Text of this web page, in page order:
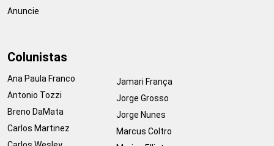
Anuncie
Colunistas
Ana Paula Franco
Antonio Tozzi
Breno DaMata
Carlos Martinez
Jamari França
Jorge Grosso
Jorge Nunes
Marcus Coltro